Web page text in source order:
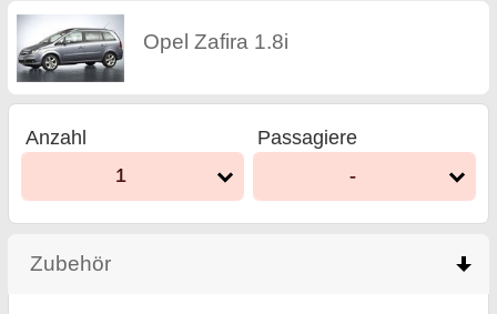
Opel Zafira 1.8i
Anzahl
1
Passagiere
-
Zubehör